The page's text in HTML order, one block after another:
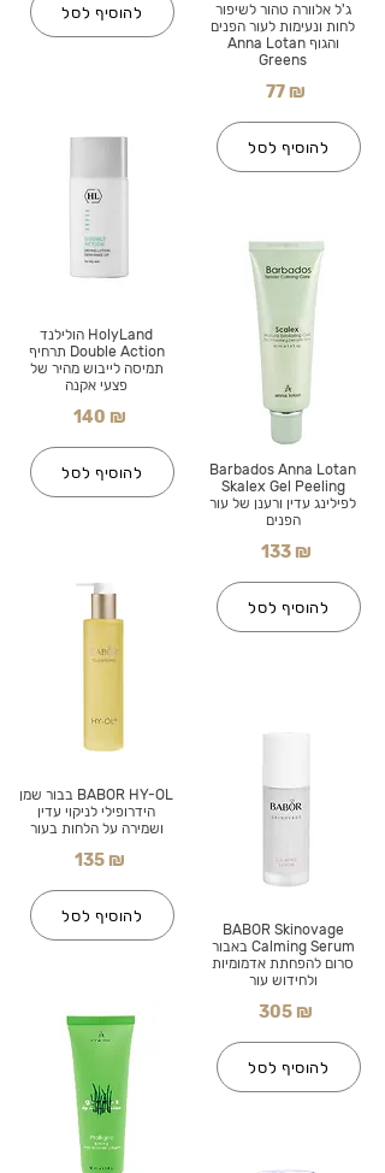
להוסיף לסל
HolyLand הולילנד
Double Action תרחיף
תמיסה לייבוש מהיר של
פצעי אקנה
140 ₪
להוסיף לסל
BABOR HY-OL בבור שמן
הידרופילי לניקוי עדין
ושמירה על הלחות בעור
135 ₪
להוסיף לסל
ג'ל אלוורה טהור לשיפור
לחות ונעימות לעור הפנים
והגוף Anna Lotan
Greens
77 ₪
להוסיף לסל
Barbados Anna Lotan
Skalex Gel Peeling
לפילינג עדין ורענן של עור
הפנים
133 ₪
להוסיף לסל
BABOR Skinovage
Calming Serum באבור
סרום להפחתת אדמומיות
ולחידוש עור
305 ₪
להוסיף לסל